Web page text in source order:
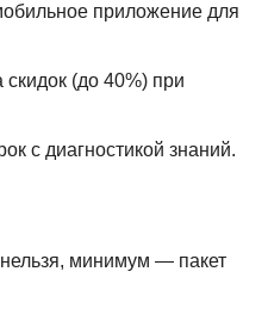
приложение для
(до 40%) при
с диагностикой знаний.
минимум — пакет